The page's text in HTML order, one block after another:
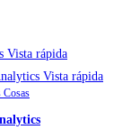
Vista rápida
Vista rápida
Cosas